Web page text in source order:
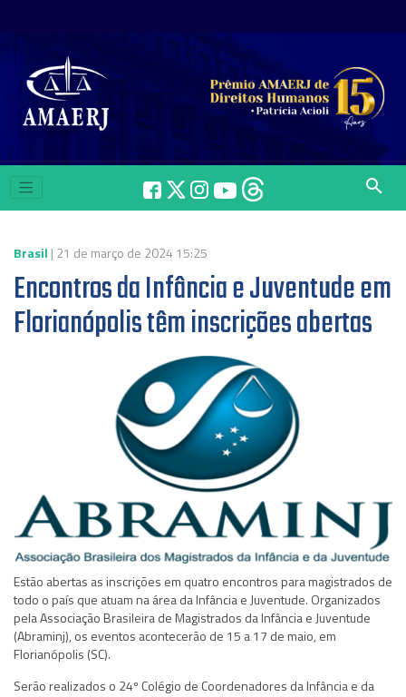
search
Brasil | 21 de março de 2024 15:25
Encontros da Infância e Juventude em
Florianópolis têm inscrições abertas
Estão abertas as inscrições em quatro encontros para magistrados de
todo o país que atuam na área da Infância e Juventude. Organizados
pela Associação Brasileira de Magistrados da Infância e Juventude
(Abraminj), os eventos acontecerão de 15 a 17 de maio, em
Florianópolis (SC).
Serão realizados o 24º Colégio de Coordenadores da Infância e da